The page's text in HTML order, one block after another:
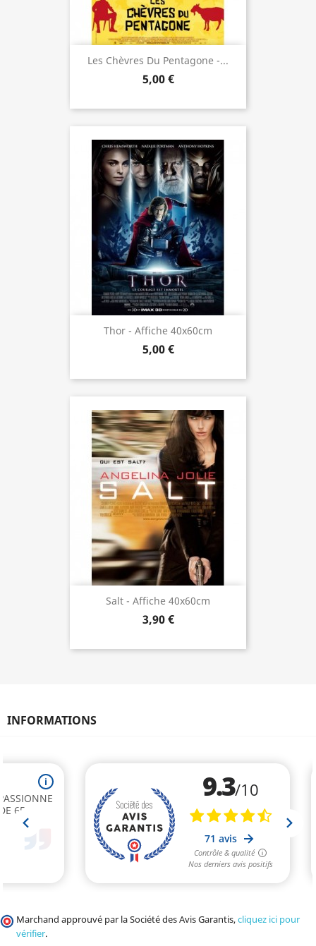
Les Chèvres Du Pentagone -...
5,00 €
Thor - Affiche 40x60cm
5,00 €
Salt - Affiche 40x60cm
3,90 €
INFORMATIONS
Marchand approuvé par la Société des Avis Garantis,cliquez ici pour
vérifier.